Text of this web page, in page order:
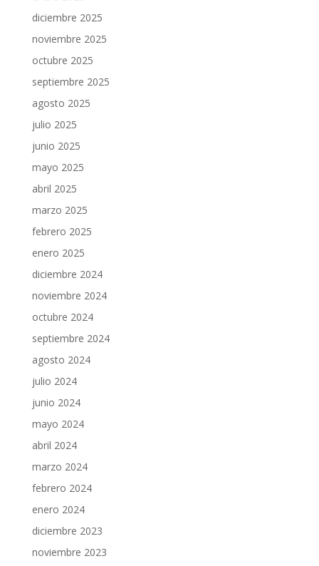
diciembre 2025
noviembre 2025
octubre 2025
septiembre 2025
agosto 2025
julio 2025
junio 2025
mayo 2025
abril 2025
marzo 2025
febrero 2025
enero 2025
diciembre 2024
noviembre 2024
octubre 2024
septiembre 2024
agosto 2024
julio 2024
junio 2024
mayo 2024
abril 2024
marzo 2024
febrero 2024
enero 2024
diciembre 2023
noviembre 2023